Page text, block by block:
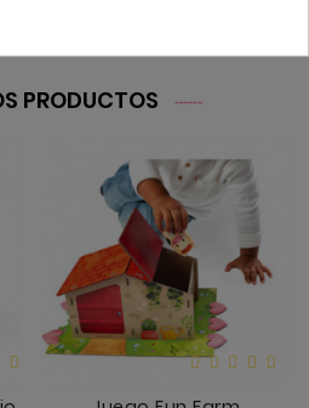
PRODUCTOS